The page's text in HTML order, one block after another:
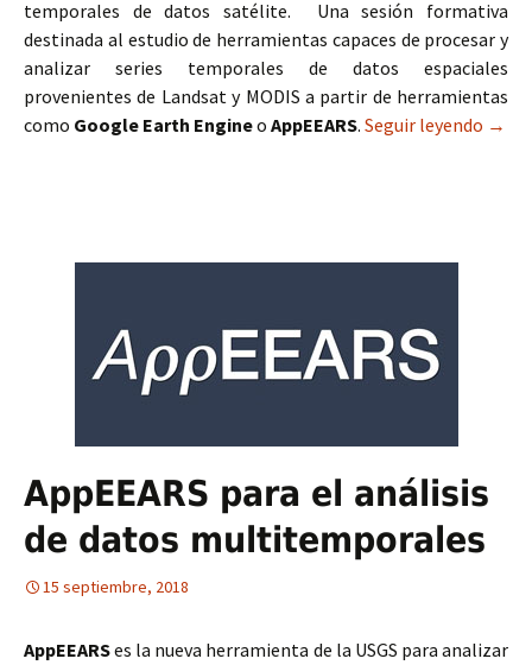
temporales de datos satélite. Una sesión formativa
destinada al estudio de herramientas capaces de procesar y
analizar series temporales de datos espaciales
provenientes de Landsat y MODIS a partir de herramientas
como Google Earth Engineo AppEEARS. Seguir leyendo →
AppEEARS para el análisis
de datos multitemporales
15 septiembre, 2018
AppEEARSes la nueva herramienta de la USGS para analizar